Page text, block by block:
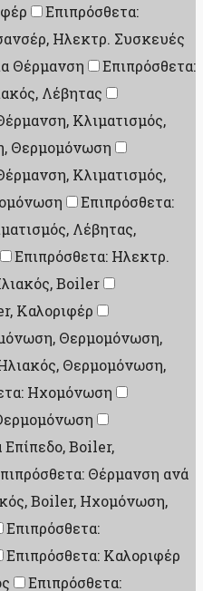
Επιπρόσθετα:
Ηλεκτρ. Συσκευές
Θέρμανση
Επιπρόσθετα:
Λέβητας
Κλιματισμός,
Θερμομόνωση
Κλιματισμός,
Επιπρόσθετα:
Λέβητας,
Επιπρόσθετα: Ηλεκτρ.
Boiler
Καλοριφέρ
Θερμομόνωση,
Θερμομόνωση,
Ηχομόνωση
Boiler,
Θέρμανση ανά
Boiler, Ηχομόνωση,
Επιπρόσθετα:
Επιπρόσθετα: Καλοριφέρ
Επιπρόσθετα: